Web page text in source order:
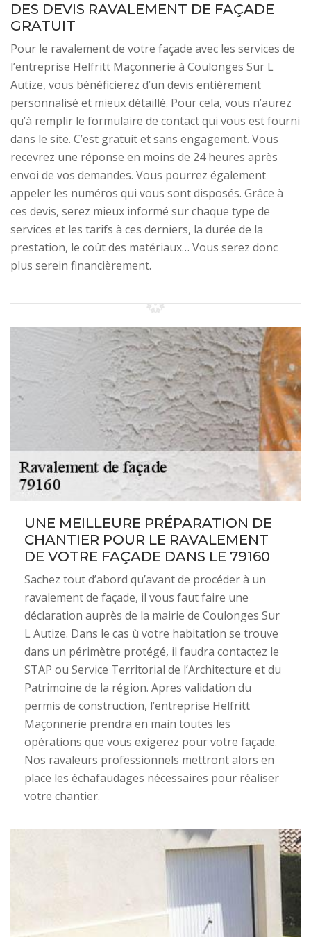
DES DEVIS RAVALEMENT DE FAÇADE
GRATUIT
Pour le ravalement de votre façade avec les services de
l’entreprise Helfritt Maçonnerie à Coulonges Sur L
Autize, vous bénéficierez d’un devis entièrement
personnalisé et mieux détaillé. Pour cela, vous n’aurez
qu’à remplir le formulaire de contact qui vous est fourni
dans le site. C’est gratuit et sans engagement. Vous
recevrez une réponse en moins de 24 heures après
envoi de vos demandes. Vous pourrez également
appeler les numéros qui vous sont disposés. Grâce à
ces devis, serez mieux informé sur chaque type de
services et les tarifs à ces derniers, la durée de la
prestation, le coût des matériaux… Vous serez donc
plus serein financièrement.
UNE MEILLEURE PRÉPARATION DE
CHANTIER POUR LE RAVALEMENT
DE VOTRE FAÇADE DANS LE 79160
Sachez tout d’abord qu’avant de procéder à un
ravalement de façade, il vous faut faire une
déclaration auprès de la mairie de Coulonges Sur
L Autize. Dans le cas ù votre habitation se trouve
dans un périmètre protégé, il faudra contactez le
STAP ou Service Territorial de l’Architecture et du
Patrimoine de la région. Apres validation du
permis de construction, l’entreprise Helfritt
Maçonnerie prendra en main toutes les
opérations que vous exigerez pour votre façade.
Nos ravaleurs professionnels mettront alors en
place les échafaudages nécessaires pour réaliser
votre chantier.